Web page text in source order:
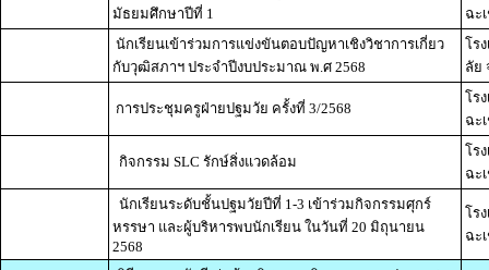
มัธยมศึกษาปีที่ 1
ฉะ
นักเรียนเข้าร่วมการแข่งขันตอบปัญหาเชิงวิชาการเกี่ยว
กับวุฒิสภาฯ ประจำปีงบประมาณ พ.ศ 2568
โร
ลัย
การประชุมครูฝ่ายปฐมวัย ครั้งที่ 3/2568
โร
ฉะ
กิจกรรม SLC รักษ์สิ่งแวดล้อม
โร
ฉะ
นักเรียนระดับชั้นปฐมวัยปีที่ 1-3 เข้าร่วมกิจกรรมศุกร์
หรรษา และผู้บริหารพบนักเรียน ในวันที่ 20 มิถุนายน
2568
โร
ฉะ